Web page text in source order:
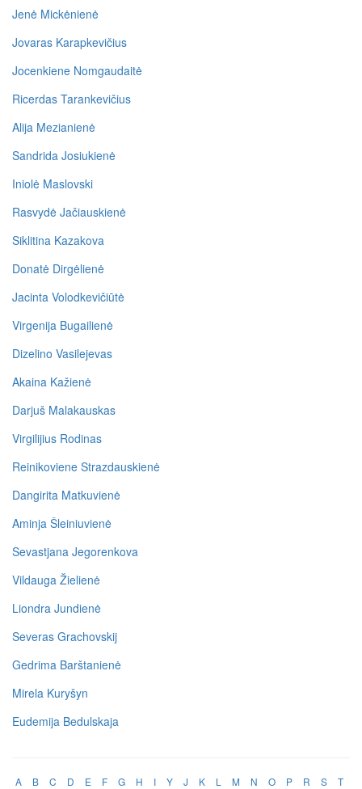
Jenė Mickėnienė
Jovaras Karapkevičius
Jocenkiene Nomgaudaitė
Ricerdas Tarankevičius
Alija Mezianienė
Sandrida Josiukienė
Iniolė Maslovski
Rasvydė Jačiauskienė
Siklitina Kazakova
Donatė Dirgėlienė
Jacinta Volodkevičiūtė
Virgenija Bugailienė
Dizelino Vasilejevas
Akaina Kažienė
Darjuš Malakauskas
Virgilijius Rodinas
Reinikoviene Strazdauskienė
Dangirita Matkuvienė
Aminja Šleiniuvienė
Sevastjana Jegorenkova
Vildauga Žielienė
Liondra Jundienė
Severas Grachovskij
Gedrima Barštanienė
Mirela Kuryšyn
Eudemija Bedulskaja
A B C D E F G H I Y J K L M N O P R S
T